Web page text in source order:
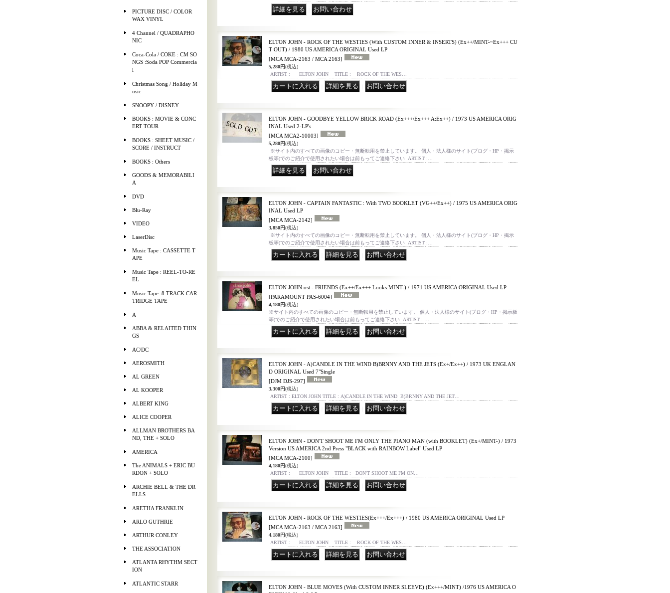
PICTURE DISC / COLOR
WAX VINYL
4 Channel / QUADRAPHO
NIC
Coca-Cola / COKE : CM SO
NGS :Soda POP Commercia
l
Christmas Song / Holiday M
usic
SNOOPY / DISNEY
BOOKS : MOVIE & CONC
ERT TOUR
BOOKS : SHEET MUSIC /
SCORE / INSTRUCT
BOOKS : Others
GOODS & MEMORABILI
A
DVD
Blu-Ray
VIDEO
LaserDisc
Music Tape : CASSETTE T
APE
Music Tape : REEL-TO-RE
EL
Music Tape: 8 TRACK CAR
TRIDGE TAPE
A
ABBA & RELAITED THIN
GS
AC/DC
AEROSMITH
AL GREEN
AL KOOPER
ALBERT KING
ALICE COOPER
ALLMAN BROTHERS BA
ND, THE + SOLO
AMERICA
The ANIMALS + ERIC BU
RDON + SOLO
ARCHIE BELL & THE DR
ELLS
ARETHA FRANKLIN
ARLO GUTHRIE
ARTHUR CONLEY
THE ASSOCIATION
ATLANTA RHYTHM SECT
ION
ATLANTIC STARR
ELTON JOHN - ROCK OF THE WESTIES (With CUSTOM INNER & INSERTS) (Ex++/MINT-~Ex+++ CU
T OUT) / 1980 US AMERICA ORIGINAL Used LP
[MCA MCA-2163 / MCA 2163]
5,280円(税込)
ARTIST : ELTON JOHN TITLE : ROCK OF THE WES…
ELTON JOHN - GOODBYE YELLOW BRICK ROAD (Ex+++/Ex+++ A:Ex++) / 1973 US AMERICA ORIG
INAL Used 2-LP's
[MCA MCA2-10003]
5,280円(税込)
※サイト内のすべての画像のコピー・無断転用を禁止しています。 個人・法人様のサイト(ブログ・HP・掲示
板等)でのご紹介で使用されたい場合は前もってご連絡下さい ARTIST :…
ELTON JOHN - CAPTAIN FANTASTIC : With TWO BOOKLET (VG++/Ex++) / 1975 US AMERICA ORIG
INAL Used LP
[MCA MCA-2142]
3,850円(税込)
※サイト内のすべての画像のコピー・無断転用を禁止しています。 個人・法人様のサイト(ブログ・HP・掲示
板等)でのご紹介で使用されたい場合は前もってご連絡下さい ARTIST :…
ELTON JOHN ost - FRIENDS (Ex++/Ex+++ Looks:MINT-) / 1971 US AMERICA ORIGINAL Used LP
[PARAMOUNT PAS-6004]
4,180円(税込)
※サイト内のすべての画像のコピー・無断転用を禁止しています。 個人・法人様のサイト(ブログ・HP・掲示板
等)でのご紹介で使用されたい場合は前もってご連絡下さい ARTIST : …
ELTON JOHN - A)CANDLE IN THE WIND B)BRNNY AND THE JETS (Ex+/Ex++) / 1973 UK ENGLAN
D ORIGINAL Used 7"Single
[DJM DJS-297]
3,300円(税込)
ARTIST : ELTON JOHN TITLE : A)CANDLE IN THE WIND B)BRNNY AND THE JET…
ELTON JOHN - DON'T SHOOT ME I'M ONLY THE PIANO MAN (with BOOKLET) (Ex+/MINT-) / 1973
Version US AMERICA 2nd Press "BLACK with RAINBOW Label" Used LP
[MCA MCA-2100]
4,180円(税込)
ARTIST : ELTON JOHN TITLE : DON'T SHOOT ME I'M ON…
ELTON JOHN - ROCK OF THE WESTIES(Ex+++/Ex+++) / 1980 US AMERICA ORIGINAL Used LP
[MCA MCA-2163 / MCA 2163]
4,180円(税込)
ARTIST : ELTON JOHN TITLE : ROCK OF THE WES…
ELTON JOHN - BLUE MOVES (With CUSTOM INNER SLEEVE) (Ex+++/MINT) /1976 US AMERICA O